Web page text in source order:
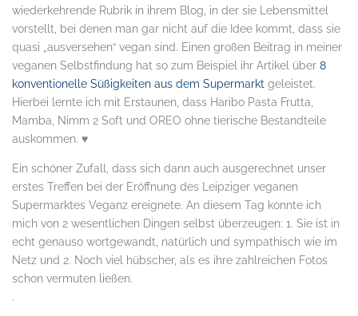
wiederkehrende Rubrik in ihrem Blog, in der sie Lebensmittel
vorstellt, bei denen man gar nicht auf die Idee kommt, dass sie
quasi „ausversehen“ vegan sind. Einen großen Beitrag in meiner
veganen Selbstfindung hat so zum Beispiel ihr Artikel über 8
konventionelle Süßigkeiten aus dem Supermarkt geleistet.
Hierbei lernte ich mit Erstaunen, dass Haribo Pasta Frutta,
Mamba, Nimm 2 Soft und OREO ohne tierische Bestandteile
auskommen. ♥
Ein schöner Zufall, dass sich dann auch ausgerechnet unser
erstes Treffen bei der Eröffnung des Leipziger veganen
Supermarktes Veganz ereignete. An diesem Tag konnte ich
mich von 2 wesentlichen Dingen selbst überzeugen: 1. Sie ist in
echt genauso wortgewandt, natürlich und sympathisch wie im
Netz und 2. Noch viel hübscher, als es ihre zahlreichen Fotos
schon vermuten ließen.
.